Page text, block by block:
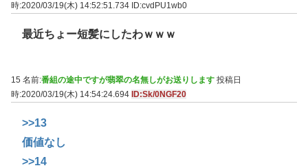
時:2020/03/19(木) 14:52:51.734 ID:cvdPU1wb0
最近ちょー短髪にしたわｗｗｗ
15 名前:番組の途中ですが翡翠の名無しがお送りします 投稿日
時:2020/03/19(木) 14:54:24.694 ID:Sk/0NGF20
>>13
価値なし
>>14